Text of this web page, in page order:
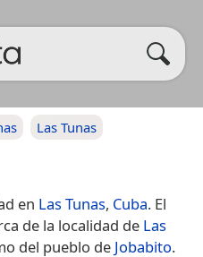
Las Tunas
en Las Tunas, Cuba. El
de la localidad de Las
del pueblo de Jobabito.